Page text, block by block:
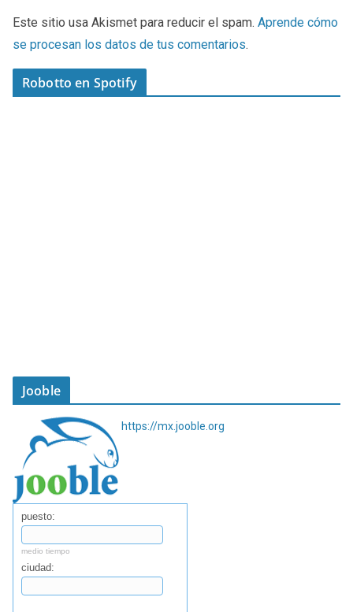
Este sitio usa Akismet para reducir el spam. Aprende cómo
se procesan los datos de tus comentarios.
Robotto en Spotify
Jooble
https://mx.jooble.org
puesto:
medio tiempo
ciudad: